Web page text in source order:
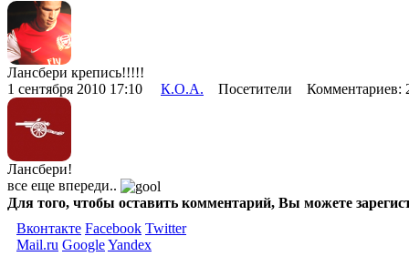
Лансбери крепись!!!!!
1 сентября 2010 17:10 К.О.А. Посетители Комментариев:
Лансбери!
все еще впереди..
Для того, чтобы оставить комментарий, Вы можете
Вконтакте Facebook Twitter
Mail.ru GoogleYandex